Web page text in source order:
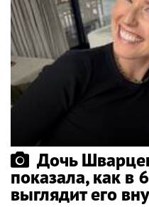
Дочь
показала, как в
выглядит его